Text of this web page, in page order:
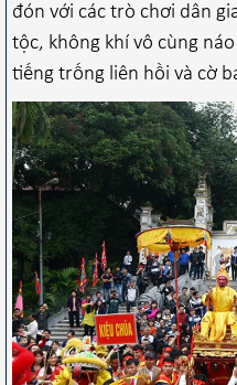
đón với các trò chơi dân
tộc, không khí vô cùng
tiếng trống liên hồi và cờ